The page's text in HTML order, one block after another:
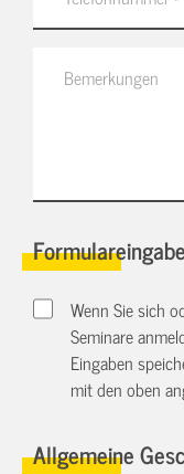
Wenn Sie sich
Seminare
Eingaben
mit den oben
Allgemeine